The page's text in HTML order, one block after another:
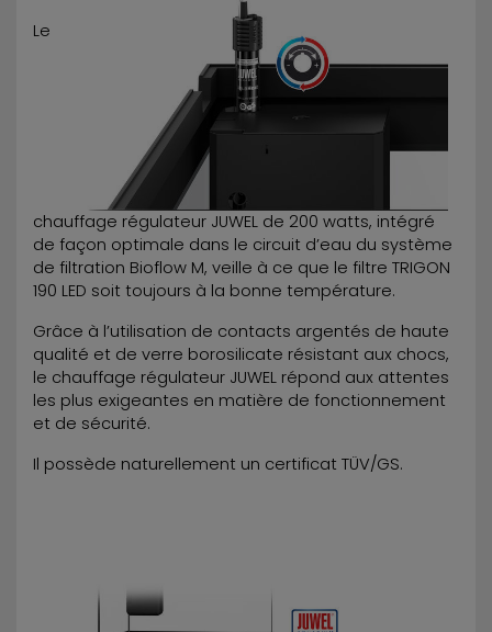
Le
chauffage régulateur JUWEL de 200 watts, intégré
de façon optimale dans le circuit d’eau du système
de filtration Bioflow M, veille à ce que le filtre TRIGON
190 LED soit toujours à la bonne température.
Grâce à l’utilisation de contacts argentés de haute
qualité et de verre borosilicate résistant aux chocs,
le chauffage régulateur JUWEL répond aux attentes
les plus exigeantes en matière de fonctionnement
et de sécurité.
Il possède naturellement un certificat TÜV/GS.